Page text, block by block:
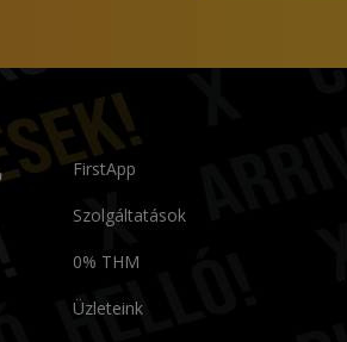
FirstApp
Szolgáltatások
0% THM
Üzleteink